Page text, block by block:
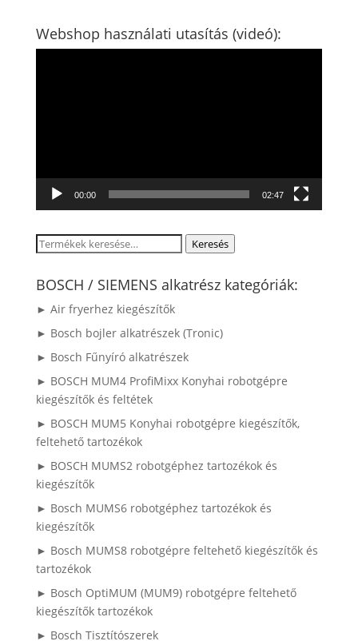
Webshop használati utasítás (videó):
00:00 02:47
Keresés
következőre:
Keresés
BOSCH / SIEMENS alkatrész kategóriák:
► Air fryerhez kiegészítők
► Bosch bojler alkatrészek (Tronic)
► Bosch Fűnyíró alkatrészek
► BOSCH MUM4 ProfiMixx Konyhai robotgépre
kiegészítők és feltétek
► BOSCH MUM5 Konyhai robotgépre kiegészítők,
feltehető tartozékok
► BOSCH MUMS2 robotgéphez tartozékok és
kiegészítők
► Bosch MUMS6 robotgéphez tartozékok és
kiegészítők
► Bosch MUMS8 robotgépre feltehető kiegészítők és
tartozékok
► Bosch OptiMUM (MUM9) robotgépre feltehető
kiegészítők tartozékok
► Bosch Tisztítószerek